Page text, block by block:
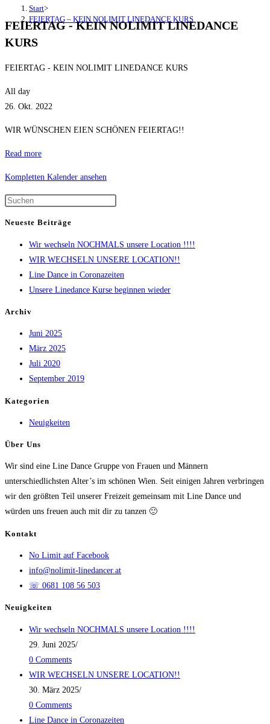
Start>
FEIERTAG – KEIN NOLIMIT LINEDANCE KURS
FEIERTAG - KEIN NOLIMIT LINEDANCE
KURS
FEIERTAG - KEIN NOLIMIT LINEDANCE KURS
All day
26. Okt. 2022
WIR WÜNSCHEN EIEN SCHÖNEN FEIERTAG!!
Read more
Kompletten Kalender ansehen
Neueste Beiträge
Wir wechseln NOCHMALS unsere Location !!!!
WIR WECHSELN UNSERE LOCATION!!
Line Dance in Coronazeiten
Unsere Linedance Kurse beginnen wieder
Archiv
Juni 2025
März 2025
Juli 2020
September 2019
Kategorien
Neuigkeiten
Über Uns
Wir sind eine Line Dance Gruppe von Frauen und Männern
unterschiedlichsten Alter’s im schönen Wien. Seit einigen Jahren verbringen
wir den größten Teil unserer Freizeit gemeinsam mit Line Dance und
würden uns freuen auch mit dir zu tanzen 🙂
Kontakt
No Limit auf Facebook
info@nolimit-linedancer.at
☏ 0681 108 56 503
Neuigkeiten
Wir wechseln NOCHMALS unsere Location !!!!
29. Juni 2025/
0 Comments
WIR WECHSELN UNSERE LOCATION!!
30. März 2025/
0 Comments
Line Dance in Coronazeiten